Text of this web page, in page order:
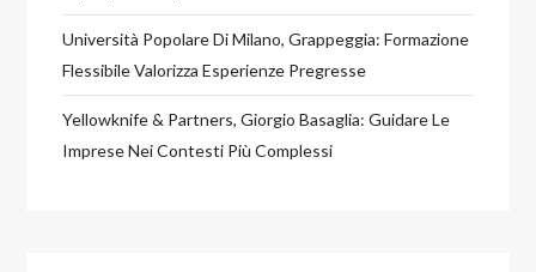
Università Popolare Di Milano, Grappeggia: Formazione
Flessibile Valorizza Esperienze Pregresse
Yellowknife & Partners, Giorgio Basaglia: Guidare Le
Imprese Nei Contesti Più Complessi